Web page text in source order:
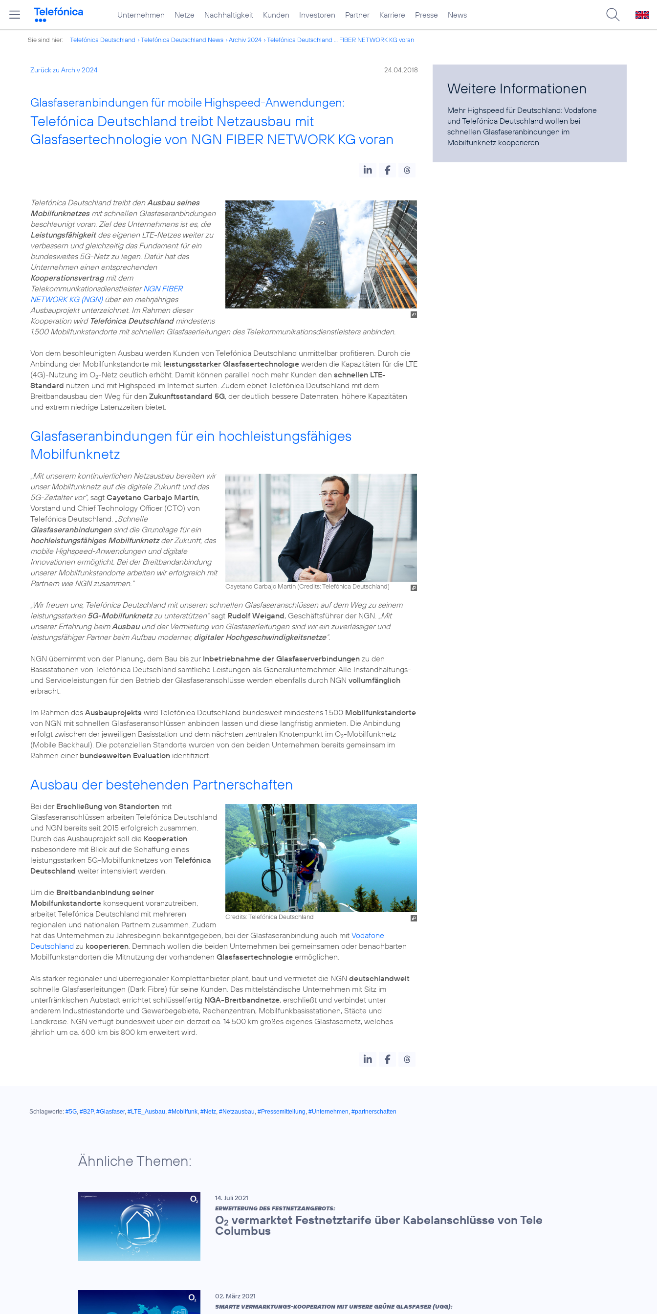
Unternehmen Netze Nachhaltigkeit Kunden Investoren Partner Karriere Presse News
Sie sind hier: Telefónica Deutschland Telefónica Deutschland News Archiv 2024 Telefónica Deutschland ... FIBER NETWORK KG voran
Zurück zu Archiv 2024 24.04.2018
Glasfaseranbindungen für mobile Highspeed-Anwendungen:
Telefónica Deutschland treibt Netzausbau mit
Glasfasertechnologie von NGN FIBER NETWORK KG voran
Telefónica Deutschland treibt denAusbau seines
Mobilfunknetzesmit schnellen Glasfaseranbindungen
beschleunigt voran. Ziel des Unternehmens ist es, die
Leistungsfähigkeitdes eigenen LTE-Netzes weiter zu
verbessern und gleichzeitig das Fundament für ein
bundesweites 5G-Netz zu legen. Dafür hat das
Unternehmen einen entsprechenden
Kooperationsvertragmit dem
TelekommunikationsdienstleisterNGN FIBER
NETWORK KG (NGN)über ein mehrjähriges
Ausbauprojekt unterzeichnet. Im Rahmen dieser
Kooperation wird Telefónica Deutschlandmindestens
1.500 Mobilfunkstandorte mit schnellen Glasfaserleitungen des Telekommunikationsdienstleisters anbinden.
Von dem beschleunigten Ausbau werden Kunden von Telefónica Deutschland unmittelbar profitieren. Durch die
Anbindung der Mobilfunkstandorte mit leistungsstarker Glasfasertechnologie werden die Kapazitäten für die LTE
(4G)-Nutzung im O2-Netz deutlich erhöht. Damit können parallel noch mehr Kunden den schnellen LTE-
Standard nutzen und mit Highspeed im Internet surfen. Zudem ebnet Telefónica Deutschland mit dem
Breitbandausbau den Weg für den Zukunftsstandard 5G, der deutlich bessere Datenraten, höhere Kapazitäten
und extrem niedrige Latenzzeiten bietet.
Glasfaseranbindungen für ein hochleistungsfähiges
Mobilfunknetz
Cayetano Carbajo Martín (Credits: Telefónica Deutschland)
„Mit unserem kontinuierlichen Netzausbau bereiten wir
unser Mobilfunknetz auf die digitale Zukunft und das
5G-Zeitalter vor“, sagt Cayetano Carbajo Martín,
Vorstand und Chief Technology Officer (CTO) von
Telefónica Deutschland. „Schnelle
Glasfaseranbindungensind die Grundlage für ein
hochleistungsfähiges Mobilfunknetzder Zukunft, das
mobile Highspeed-Anwendungen und digitale
Innovationen ermöglicht. Bei der Breitbandanbindung
unserer Mobilfunkstandorte arbeiten wir erfolgreich mit
Partnern wie NGN zusammen.“
„Wir freuen uns, Telefónica Deutschland mit unseren schnellen Glasfaseranschlüssen auf dem Weg zu seinem
leistungsstarken 5G-Mobilfunknetzzu unterstützen“sagt Rudolf Weigand, Geschäftsführer der NGN. „Mit
unserer Erfahrung beimAusbauund der Vermietung von Glasfaserleitungen sind wir ein zuverlässiger und
leistungsfähiger Partner beim Aufbau moderner, digitaler Hochgeschwindigkeitsnetze“.
NGN übernimmt von der Planung, dem Bau bis zur Inbetriebnahme der Glasfaserverbindungen zu den
Basisstationen von Telefónica Deutschland sämtliche Leistungen als Generalunternehmer. Alle Instandhaltungs-
und Serviceleistungen für den Betrieb der Glasfaseranschlüsse werden ebenfalls durch NGN vollumfänglich
erbracht.
Im Rahmen des Ausbauprojekts wird Telefónica Deutschland bundesweit mindestens 1.500 Mobilfunkstandorte
von NGN mit schnellen Glasfaseranschlüssen anbinden lassen und diese langfristig anmieten. Die Anbindung
erfolgt zwischen der jeweiligen Basisstation und dem nächsten zentralen Knotenpunkt im O2-Mobilfunknetz
(Mobile Backhaul). Die potenziellen Standorte wurden von den beiden Unternehmen bereits gemeinsam im
Rahmen einer bundesweiten Evaluation identifiziert.
Ausbau der bestehenden Partnerschaften
Credits: Telefónica Deutschland
Bei der Erschließung von Standorten mit
Glasfaseranschlüssen arbeiten Telefónica Deutschland
und NGN bereits seit 2015 erfolgreich zusammen.
Durch das Ausbauprojekt soll die Kooperation
insbesondere mit Blick auf die Schaffung eines
leistungsstarken 5G-Mobilfunknetzes von Telefónica
Deutschland weiter intensiviert werden.
Um die Breitbandanbindung seiner
Mobilfunkstandorte konsequent voranzutreiben,
arbeitet Telefónica Deutschland mit mehreren
regionalen und nationalen Partnern zusammen. Zudem
hat das Unternehmen zu Jahresbeginn bekanntgegeben, bei der Glasfaseranbindung auch mit Vodafone
Deutschland zu kooperieren. Demnach wollen die beiden Unternehmen bei gemeinsamen oder benachbarten
Mobilfunkstandorten die Mitnutzung der vorhandenen Glasfasertechnologie ermöglichen.
Als starker regionaler und überregionaler Komplettanbieter plant, baut und vermietet die NGN deutschlandweit
schnelle Glasfaserleitungen (Dark Fibre) für seine Kunden. Das mittelständische Unternehmen mit Sitz im
unterfränkischen Aubstadt errichtet schlüsselfertig NGA-Breitbandnetze, erschließt und verbindet unter
anderem Industriestandorte und Gewerbegebiete, Rechenzentren, Mobilfunkbasisstationen, Städte und
Landkreise. NGN verfügt bundesweit über ein derzeit ca. 14.500 km großes eigenes Glasfasernetz, welches
jährlich um ca. 600 km bis 800 km erweitert wird.
Weitere Informationen
Mehr Highspeed für Deutschland: Vodafone
und Telefónica Deutschland wollen bei
schnellen Glasfaseranbindungen im
Mobilfunknetz kooperieren
Schlagworte: #5G, #B2P, #Glasfaser, #LTE_Ausbau, #Mobilfunk, #Netz, #Netzausbau, #Pressemitteilung, #Unternehmen, #partnerschaften
Ähnliche Themen:
14. Juli 2021
ERWEITERUNG DES FESTNETZANGEBOTS:
O2 vermarktet Festnetztarife über Kabelanschlüsse von Tele
Columbus
02. März 2021
SMARTE VERMARKTUNGS-KOOPERATION MIT UNSERE GRÜNE GLASFASER (UGG):